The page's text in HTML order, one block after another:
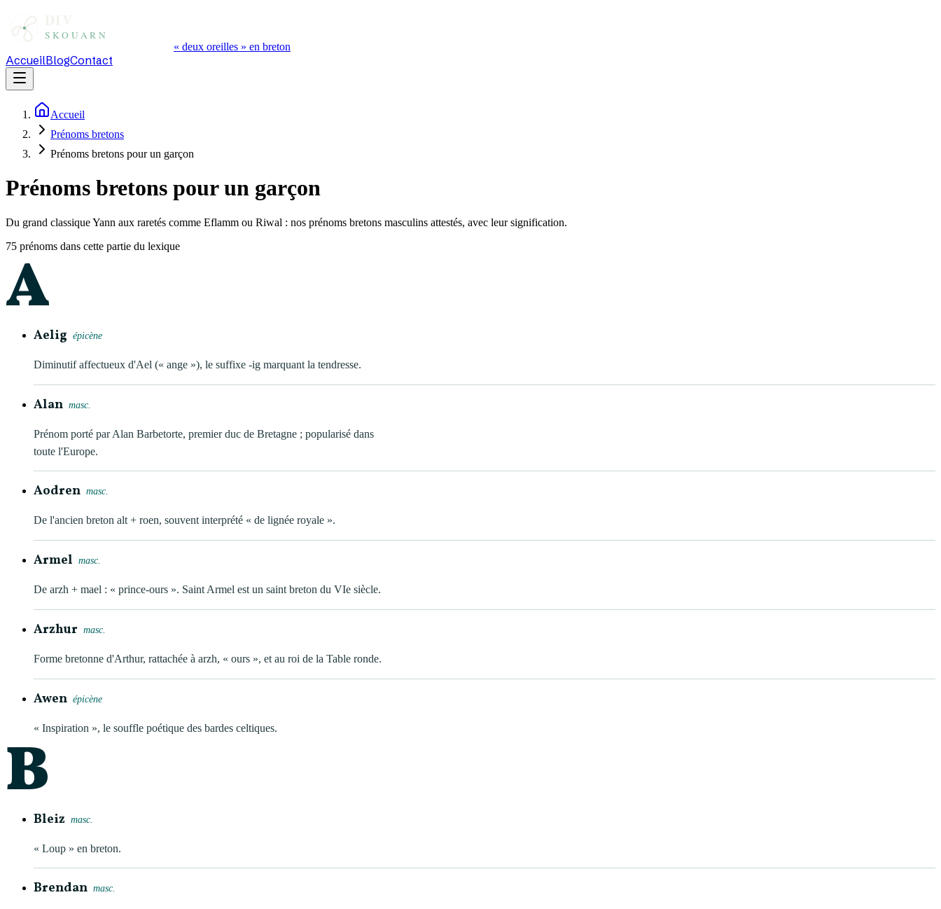
« deux oreilles » en breton
AccueilBlogContact
Accueil
Prénoms bretons
Prénoms bretons pour un garçon
Prénoms bretons pour un garçon
Du grand classique Yann aux raretés comme Eflamm ou Riwal : nos prénoms bretons masculins attestés, avec leur signification.
75 prénoms dans cette partie du lexique
A
Aelig épicène
Diminutif affectueux d'Ael (« ange »), le suffixe -ig marquant la tendresse.
Alan masc.
Prénom porté par Alan Barbetorte, premier duc de Bretagne ; popularisé dans
toute l'Europe.
Aodren masc.
De l'ancien breton alt + roen, souvent interprété « de lignée royale ».
Armel masc.
De arzh + mael : « prince-ours ». Saint Armel est un saint breton du VIe siècle.
Arzhur masc.
Forme bretonne d'Arthur, rattachée à arzh, « ours », et au roi de la Table ronde.
Awen épicène
« Inspiration », le souffle poétique des bardes celtiques.
B
Bleiz masc.
« Loup » en breton.
Brendan masc.